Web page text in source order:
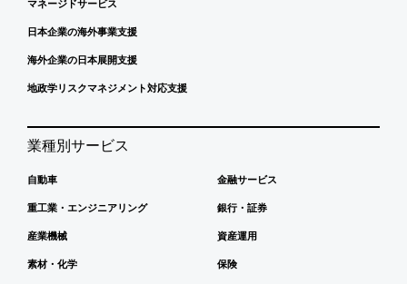
マネージドサービス
日本企業の海外事業支援
海外企業の日本展開支援
地政学リスクマネジメント対応支援
業種別サービス
自動車
重工業・エンジニアリング
産業機械
素材・化学
金融サービス
銀行・証券
資産運用
保険